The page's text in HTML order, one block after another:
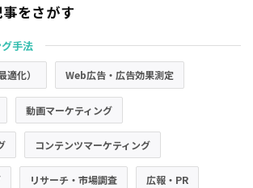
をさがす
手法
化） Web広告・広告効果測定
動画マーケティング
コンテンツマーケティング
リサーチ・市場調査 広報・PR